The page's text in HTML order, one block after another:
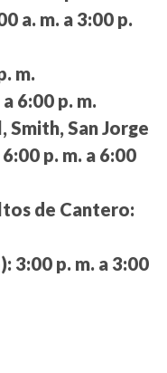
a. m. a 3:00 p.
m.
6:00 p. m.
Smith, San Jorge
6:00 p. m. a 6:00
de Cantero:
3:00 p. m. a 3:00